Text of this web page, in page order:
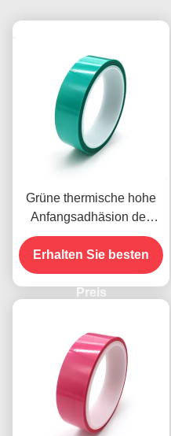
Grüne thermische hohe
Anfangsadhäsion des
Freigabe-Band-5.4mil
einseitig
Erhalten Sie besten
Preis